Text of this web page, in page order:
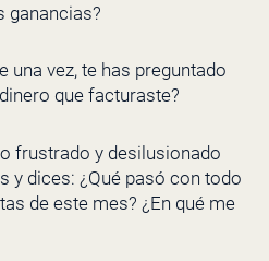
ganancias?
una vez, te has preguntado
que facturaste?
frustrado y desilusionado
y dices: ¿Qué pasó con todo
de este mes? ¿En qué me